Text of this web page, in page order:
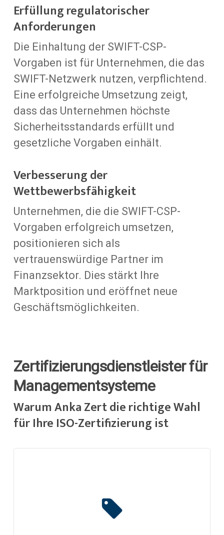
Erfüllung regulatorischer
Anforderungen
Die Einhaltung der SWIFT-CSP-
Vorgaben ist für Unternehmen, die das
SWIFT-Netzwerk nutzen, verpflichtend.
Eine erfolgreiche Umsetzung zeigt,
dass das Unternehmen höchste
Sicherheitsstandards erfüllt und
gesetzliche Vorgaben einhält.
Verbesserung der
Wettbewerbsfähigkeit
Unternehmen, die die SWIFT-CSP-
Vorgaben erfolgreich umsetzen,
positionieren sich als
vertrauenswürdige Partner im
Finanzsektor. Dies stärkt Ihre
Marktposition und eröffnet neue
Geschäftsmöglichkeiten.
Zertifizierungsdienstleister für
Managementsysteme
Warum Anka Zert die richtige Wahl
für Ihre ISO-Zertifizierung ist